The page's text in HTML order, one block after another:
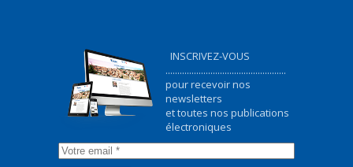
INSCRIVEZ-VOUS
...................................................
pour recevoir nos
newsletters
et toutes nos publications
électroniques